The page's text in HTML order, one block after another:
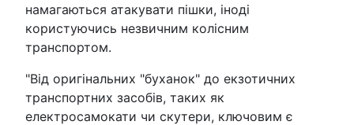
намагаються атакувати пішки, іноді
користуючись незвичним колісним
транспортом.
"Від оригінальних "буханок" до екзотичних
транспортних засобів, таких як
електросамокати чи скутери, ключовим є